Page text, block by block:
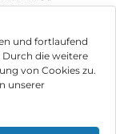
und fortlaufend
Durch die weitere
von Cookies zu.
unserer